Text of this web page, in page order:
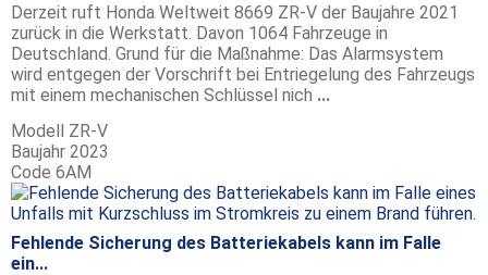
Derzeit ruft Honda Weltweit 8669 ZR-V der Baujahre 2021
zurück in die Werkstatt. Davon 1064 Fahrzeuge in
Deutschland. Grund für die Maßnahme: Das Alarmsystem
wird entgegen der Vorschrift bei Entriegelung des Fahrzeugs
mit einem mechanischen Schlüssel nich ...
Modell ZR-V
Baujahr 2023
Code 6AM
Fehlende Sicherung des Batteriekabels kann im Falle
ein...